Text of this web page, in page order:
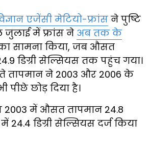
एजेंसी मेटियो-फ्रांस ने पुष्टि
जुलाई में फ्रांस ने अब तक के
सामना किया, जब औसत
डिग्री सेल्सियस तक पहुंच गया।
तापमान ने 2003 और 2006 के
पीछे छोड़ दिया है।
में औसत तापमान 24.8
डिग्री सेल्सियस दर्ज किया